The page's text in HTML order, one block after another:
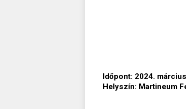
Időpont: 2024.
Helyszín: Martineum